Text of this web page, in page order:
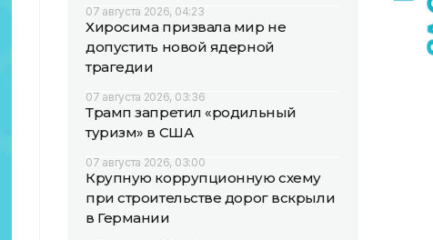
07 августа 2026, 04:23
Хиросима призвала мир не
допустить новой ядерной
трагедии
07 августа 2026, 03:36
Трамп запретил «родильный
туризм» в США
07 августа 2026, 03:00
Крупную коррупционную схему
при строительстве дорог вскрыли
в Германии